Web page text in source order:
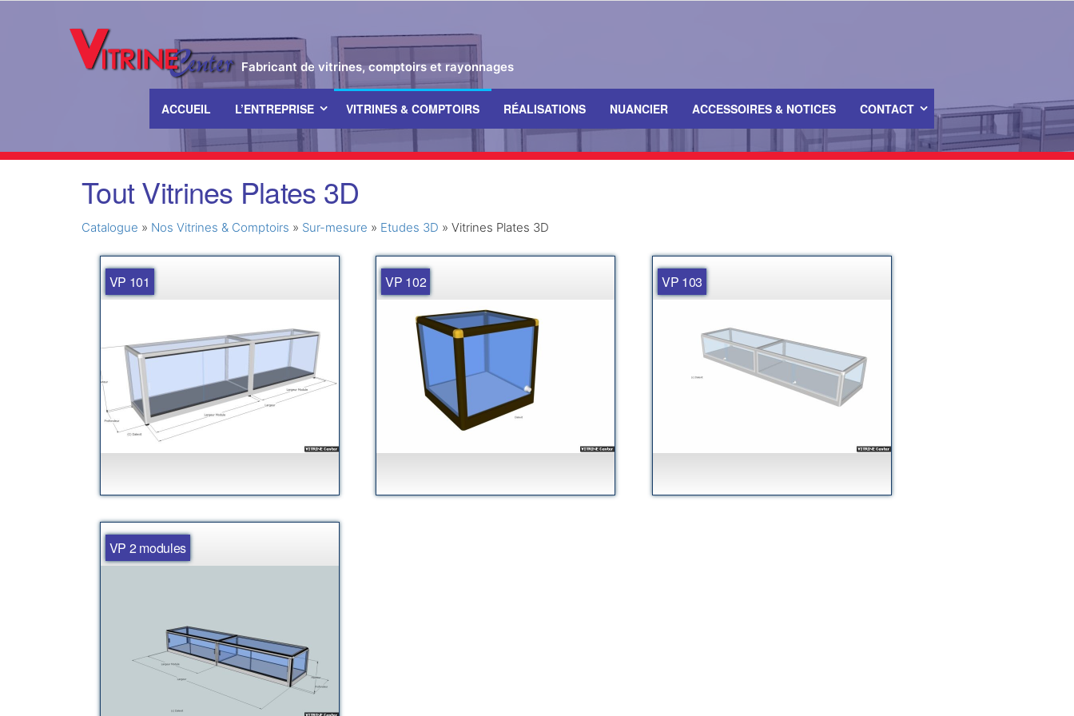
Fabricant de vitrines, comptoirs et rayonnages
ACCUEIL L’ENTREPRISE VITRINES & COMPTOIRS RÉALISATIONS NUANCIER ACCESSOIRES & NOTICES CONTACT
Tout Vitrines Plates 3D
Catalogue » Nos Vitrines & Comptoirs » Sur-mesure » Etudes 3D » Vitrines Plates 3D
VP 101 VP 102 VP 103
VP 2 modules